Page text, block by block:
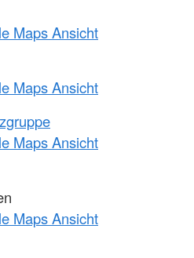
Maps Ansicht
Maps Ansicht
Maps Ansicht
Maps Ansicht